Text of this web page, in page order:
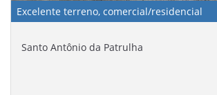
Excelente terreno, comercial/residencial
Santo Antônio da Patrulha